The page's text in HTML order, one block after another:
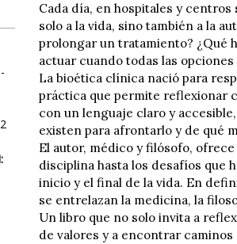
Cada día, en hospitales y
solo a la vida, sino también a la
prolongar un tratamiento? ¿Qué
actuar cuando todas las
La bioética clínica nació para
práctica que permite reflexionar
con un lenguaje claro y
existen para afrontarlo y de qué
El autor, médico y filósofo,
disciplina hasta los desafíos que
inicio y el final de la vida. En
se entrelazan la medicina, la
Un libro que no solo invita a
de valores y a encontrar